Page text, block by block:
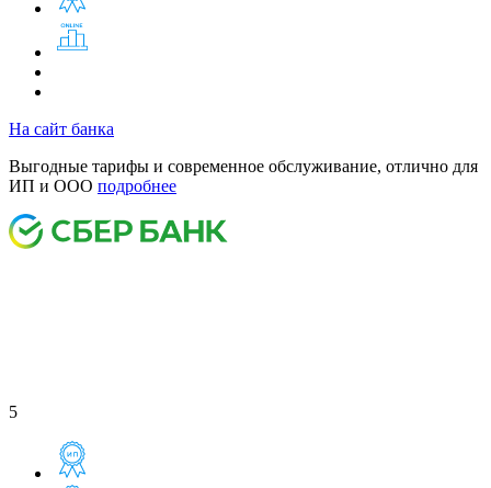
На сайт банка
Выгодные тарифы и современное обслуживание, отлично для
ИП и ООО подробнее
5